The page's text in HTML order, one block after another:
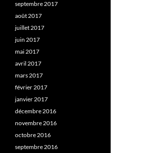
septembre 2017
août 2017
juillet 2017
juin 2017
mai 2017
avril 2017
mars 2017
février 2017
janvier 2017
décembre 2016
novembre 2016
octobre 2016
septembre 2016